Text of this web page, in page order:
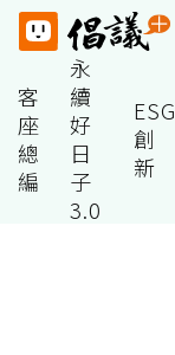
客
座
總
編
永
續
好
日
子
3.0
ESG
創
新